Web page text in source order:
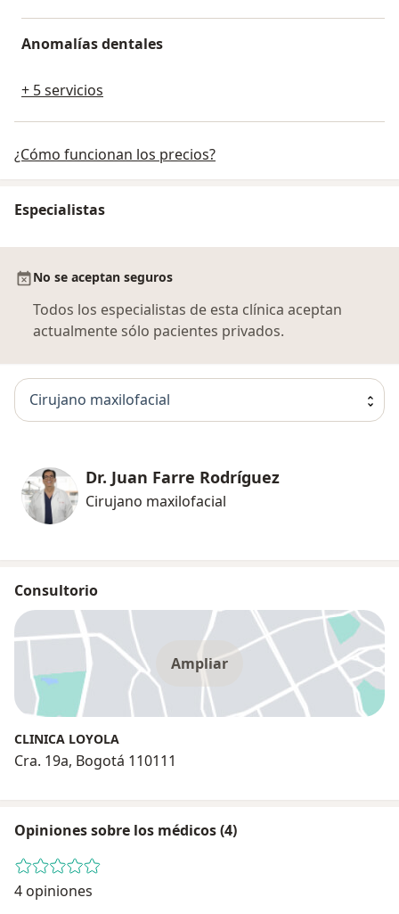
Anomalías dentales
+ 5 servicios
¿Cómo funcionan los precios?
Especialistas
No se aceptan seguros
Todos los especialistas de esta clínica aceptan
actualmente sólo pacientes privados.
Cirujano maxilofacial
Dr. Juan Farre Rodríguez
Cirujano maxilofacial
Consultorio
Ampliar
CLINICA LOYOLA
Cra. 19a, Bogotá 110111
Opiniones sobre los médicos (4)
4 opiniones